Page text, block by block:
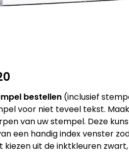
bestellen (inclusief
voor niet teveel tekst.
van uw stempel. Deze
een handig index venster
uit de inktkleuren